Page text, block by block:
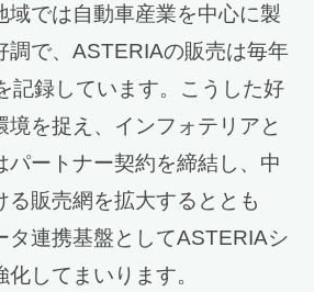
域では自動車産業を中心に製
調で、ASTERIAの販売は毎年
記録しています。こうした好
境を捉え、インフォテリアと
パートナー契約を締結し、中
る販売網を拡大するととも
タ連携基盤としてASTERIAシ
してまいります。